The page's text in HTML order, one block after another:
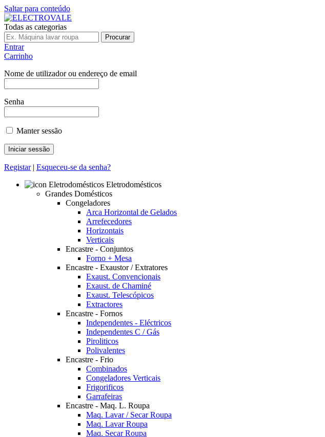
Saltar para conteúdo
Todas as categorias
Procurar
Entrar
Carrinho
Nome de utilizador ou endereço de email
Senha
Manter sessão
Registar| Esqueceu-se da senha?
Eletrodomésticos
Grandes Domésticos
Congeladores
Arca Horizontal de Gelados
Arrefecedores
Horizontais
Verticais
Encastre - Conjuntos
Forno + Mesa
Encastre - Exaustor / Extratores
Exaust. Convencionais
Exaust. de Chaminé
Exaust. Telescópicos
Extractores
Encastre - Fornos
Independentes - Eléctricos
Independentes C / Gás
Piroliticos
Polivalentes
Encastre - Frio
Combinados
Congeladores Verticais
Frigorificos
Garrafeiras
Encastre - Maq. L. Roupa
Maq. Lavar / Secar Roupa
Maq. Lavar Roupa
Maq. Secar Roupa